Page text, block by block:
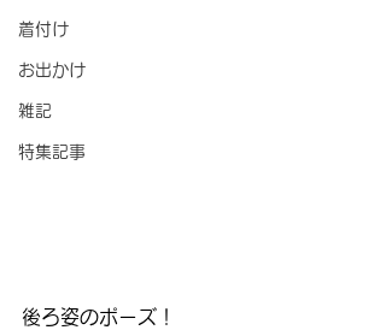
着付け
お出かけ
雑記
特集記事
後ろ姿のポーズ！